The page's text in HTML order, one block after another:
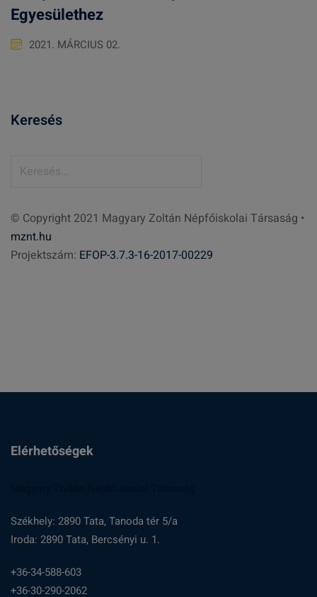
Egyesülethez
2021. MÁRCIUS 02.
Keresés
e
s
é
© Copyright 2021 Magyary Zoltán Népfőiskolai Társaság •
mznt.hu
Projektszám: EFOP-3.7.3-16-2017-00229
Elérhetőségek
Székhely: 2890 Tata, Tanoda tér 5/a
Iroda: 2890 Tata, Bercsényi u. 1.
+36-34-588-603
+36-30-290-2062